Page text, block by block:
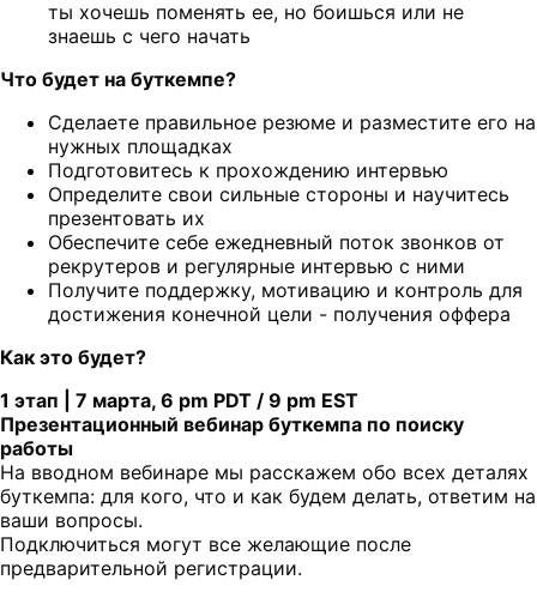
ты хочешь поменять ее, но боишься или не
знаешь с чего начать
Что будет на буткемпе?
Сделаете правильное резюме и разместите его на
нужных площадках
Подготовитесь к прохождению интервью
Определите свои сильные стороны и научитесь
презентовать их
Обеспечите себе ежедневный поток звонков от
рекрутеров и регулярные интервью с ними
Получите поддержку, мотивацию и контроль для
достижения конечной цели - получения оффера
Как это будет?
1 этап | 7 марта, 6 pm PDT / 9 pm EST
Презентационный вебинар буткемпа по поиску
работы
На вводном вебинаре мы расскажем обо всех деталях
буткемпа: для кого, что и как будем делать, ответим на
ваши вопросы.
Подключиться могут все желающие после
предварительной регистрации.